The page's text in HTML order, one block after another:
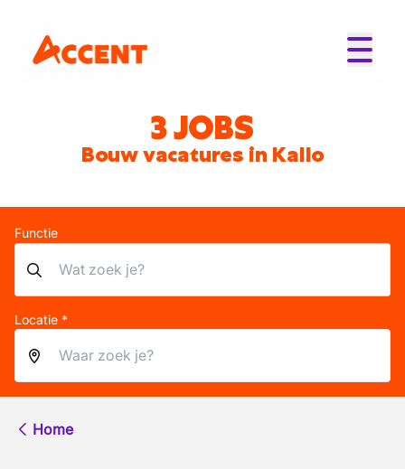
3 JOBS
Bouw vacatures in Kallo
Functie
Locatie *
Home